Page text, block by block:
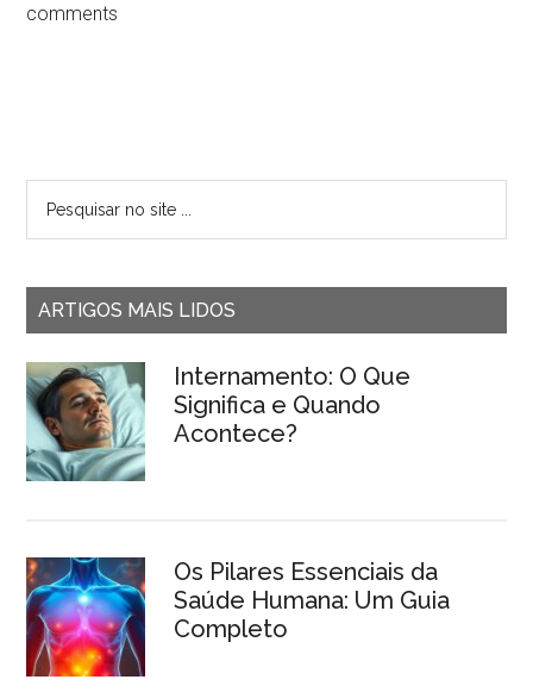
comments
ARTIGOS MAIS LIDOS
Internamento: O Que
Significa e Quando
Acontece?
Os Pilares Essenciais da
Saúde Humana: Um Guia
Completo